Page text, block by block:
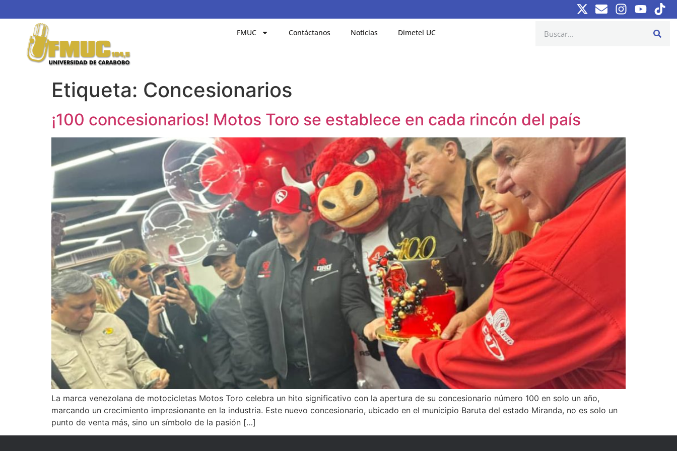
FMUC Contáctanos Noticias Dimetel UC
Etiqueta: Concesionarios
¡100 concesionarios! Motos Toro se establece en cada rincón del país
La marca venezolana de motocicletas Motos Toro celebra un hito significativo con la apertura de su concesionario número 100 en solo un año,
marcando un crecimiento impresionante en la industria. Este nuevo concesionario, ubicado en el municipio Baruta del estado Miranda, no es solo un
punto de venta más, sino un símbolo de la pasión […]